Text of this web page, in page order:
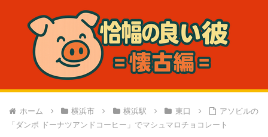
ホーム 横浜市 横浜駅 東口
アソビルの
「ダンボ ドーナツアンドコーヒー」でマシュマロチョコレート